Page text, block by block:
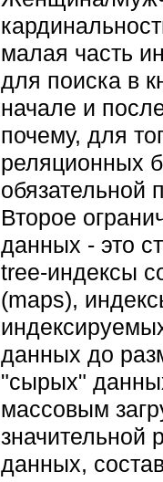
малая часть
для поиска в
начале и
почему, для
реляционных
обязательной
Второе
данных - это
tree-индексы
(maps),
данных до
"сырых"
массовым
значительной
данных,